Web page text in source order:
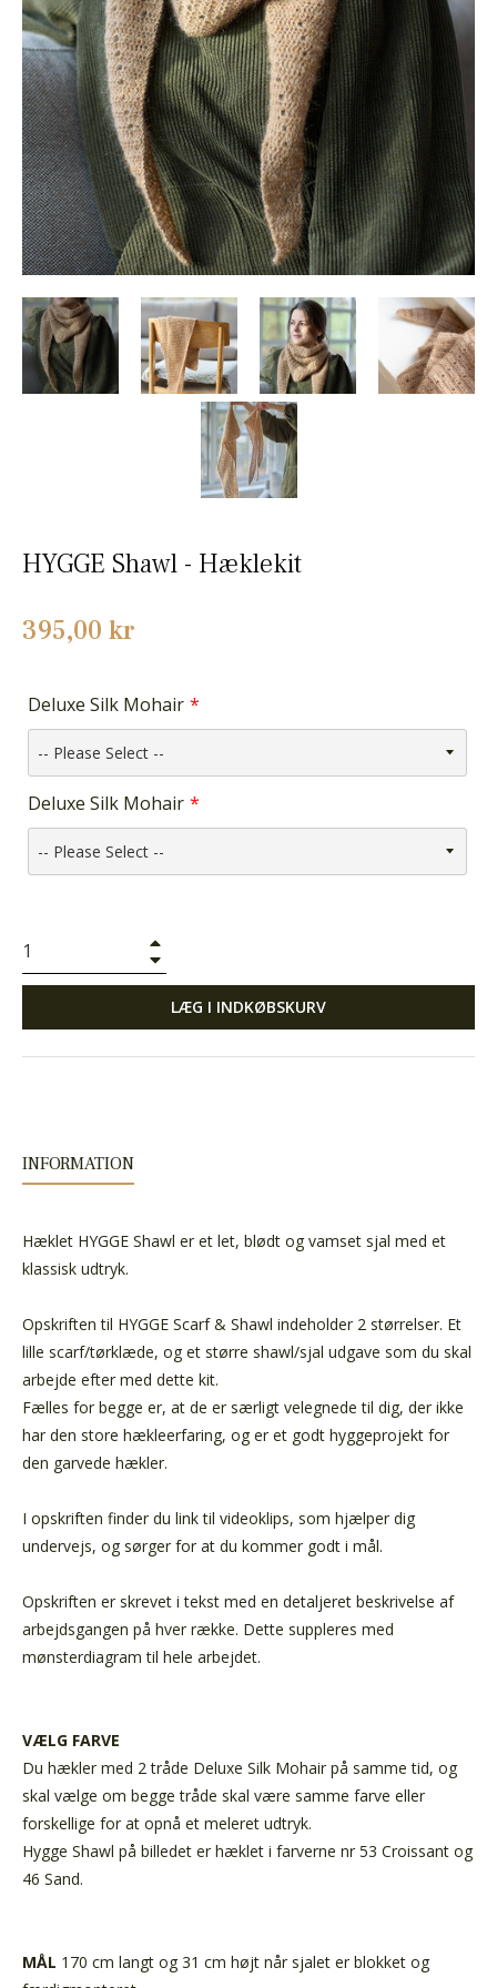
HYGGE Shawl - Hæklekit
Normalpris
395,00 kr
Deluxe Silk Mohair
Deluxe Silk Mohair
LÆG I INDKØBSKURV
INFORMATION
Hæklet HYGGE Shawl er et let, blødt og vamset sjal med et
klassisk udtryk.
Opskriften til HYGGE Scarf & Shawl indeholder 2 størrelser. Et
lille scarf/tørklæde, og et større shawl/sjal udgave som du skal
arbejde efter med dette kit.
Fælles for begge er, at de er særligt velegnede til dig, der ikke
har den store hækleerfaring, og er et godt hyggeprojekt for
den garvede hækler.
I opskriften finder du link til videoklips, som hjælper dig
undervejs, og sørger for at du kommer godt i mål.
Opskriften er skrevet i tekst med en detaljeret beskrivelse af
arbejdsgangen på hver række. Dette suppleres med
mønsterdiagram til hele arbejdet.
VÆLG FARVE
Du hækler med 2 tråde Deluxe Silk Mohair på samme tid, og
skal vælge om begge tråde skal være samme farve eller
forskellige for at opnå et meleret udtryk.
Hygge Shawl på billedet er hæklet i farverne nr 53 Croissant og
46 Sand.
MÅL 170 cm langt og 31 cm højt når sjalet er blokket og